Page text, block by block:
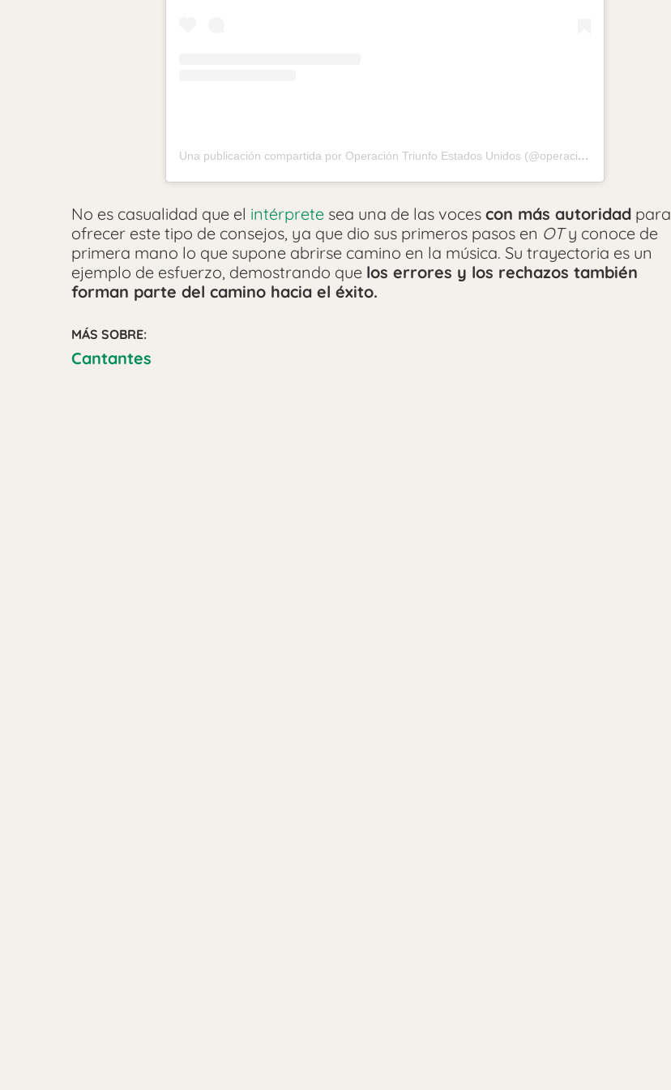
Una publicación compartida por Operación Triunfo Estados Unidos (@operaciontriunfousa)
No es casualidad que el intérprete sea una de las voces con más autoridad para
ofrecer este tipo de consejos, ya que dio sus primeros pasos en OTy conoce de
primera mano lo que supone abrirse camino en la música. Su trayectoria es un
ejemplo de esfuerzo, demostrando que los errores y los rechazos también
forman parte del camino hacia el éxito.
MÁS SOBRE:
Cantantes